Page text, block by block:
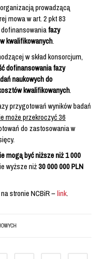
prowadzącą
mowa w art. 2 pkt 83
fazy
kwalifikowanych.
w skład konsorcjum,
dofinansowania fazy
naukowych do
kwalifikowanych.
przygotowań wyników badań
może przekroczyć 36
do zastosowania w
mogą być niższe niż 1 000
wyższe niż30 000 000 PLN
stronie NCBiR –link.